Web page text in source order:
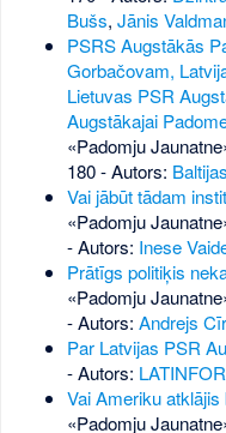
Bušs, Jānis
PSRS Augstākās
Gorbačovam,
Lietuvas PSR
Augstākajai
«Padomju
180- Autors:
Vai jābūt tādam
«Padomju
- Autors: Inese
Prātīgs politiķis
«Padomju
- Autors: Andrejs
Par Latvijas PSR
- Autors:
Vai Ameriku
«Padomju